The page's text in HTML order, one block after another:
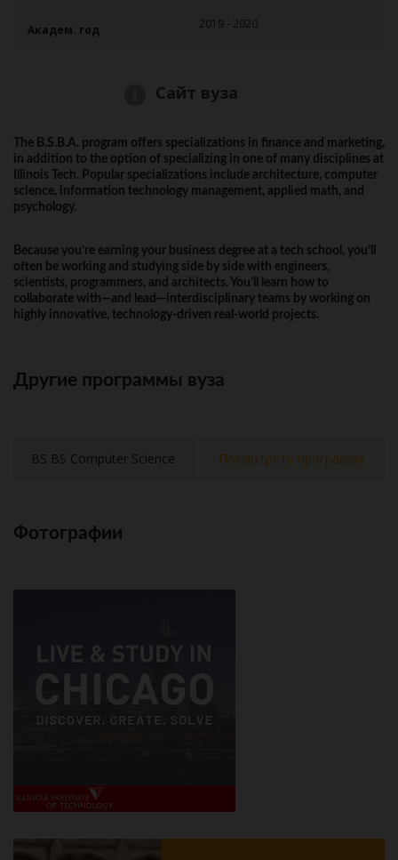
Академ. год 2019 - 2020
Сайт вуза
The B.S.B.A. program offers specializations in finance and marketing,
in addition to the option of specializing in one of many disciplines at
Illinois Tech. Popular specializations include architecture, computer
science, information technology management, applied math, and
psychology.
Because you’re earning your business degree at a tech school, you’ll
often be working and studying side by side with engineers,
scientists, programmers, and architects. You’ll learn how to
collaborate with—and lead—interdisciplinary teams by working on
highly innovative, technology-driven real-world projects.
Другие программы вуза
BS BS Computer Science Посмотреть программу
Фотографии